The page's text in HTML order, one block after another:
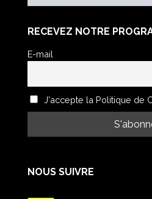
RECEVEZ NOTRE
E-mail
J'accepte la Politique de
NOUS SUIVRE